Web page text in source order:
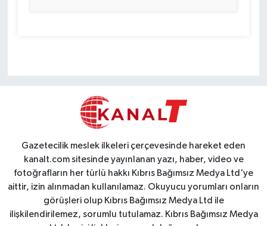
Gazetecilik meslek ilkeleri çerçevesinde hareket eden
kanalt.com sitesinde yayınlanan yazı, haber, video ve
fotoğrafların her türlü hakkı Kıbrıs Bağımsız Medya Ltd'ye
aittir, izin alınmadan kullanılamaz. Okuyucu yorumları onların
görüşleri olup Kıbrıs Bağımsız Medya Ltd ile
ilişkilendirilemez, sorumlu tutulamaz. Kıbrıs Bağımsız Medya